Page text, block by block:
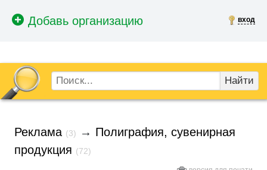
вход
Найти
Реклама (3) → Полиграфия, сувенирная
продукция (72)